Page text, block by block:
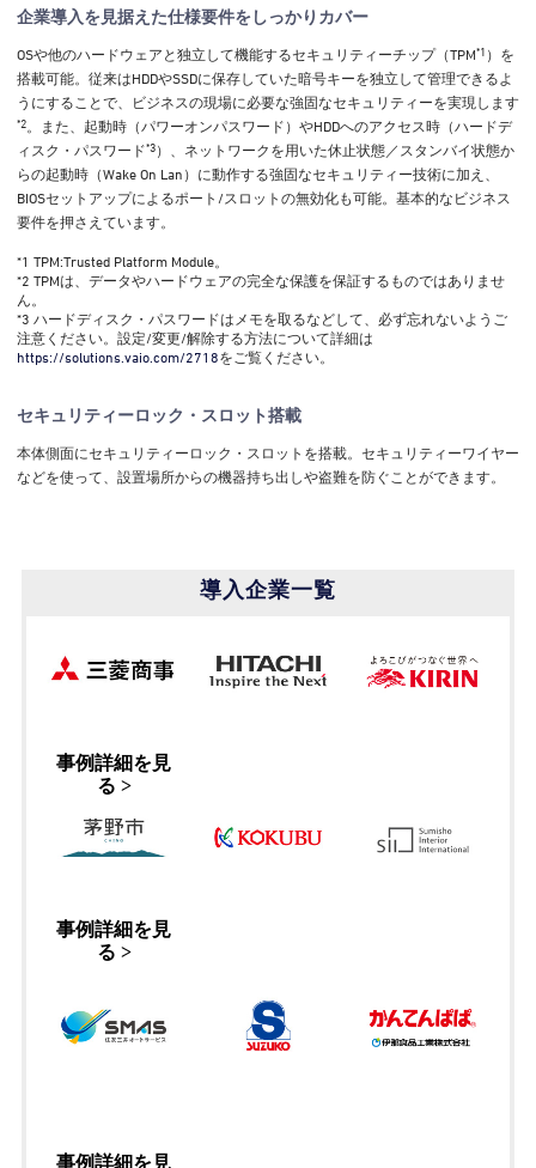
企業導入を見据えた仕様要件をしっかりカバー
OSや他のハードウェアと独立して機能するセキュリティーチップ（TPM*1 ）を
搭載可能。従来はHDDやSSDに保存していた暗号キーを独立して管理できるよ
うにすることで、ビジネスの現場に必要な強固なセキュリティーを実現します
*2。また、起動時（パワーオンパスワード）やHDDへのアクセス時（ハードデ
ィスク・パスワード*3）、ネットワークを用いた休止状態／スタンバイ状態か
らの起動時（Wake On Lan）に動作する強固なセキュリティー技術に加え、
BIOSセットアップによるポート/スロットの無効化も可能。基本的なビジネス
要件を押さえています。
*1 TPM:Trusted Platform Module。
*2 TPMは、データやハードウェアの完全な保護を保証するものではありませ
ん。
*3 ハードディスク・パスワードはメモを取るなどして、必ず忘れないようご
注意ください。設定/変更/解除する方法について詳細は
https://solutions.vaio.com/2718をご覧ください。
セキュリティーロック・スロット搭載
本体側面にセキュリティーロック・スロットを搭載。セキュリティーワイヤー
などを使って、設置場所からの機器持ち出しや盗難を防ぐことができます。